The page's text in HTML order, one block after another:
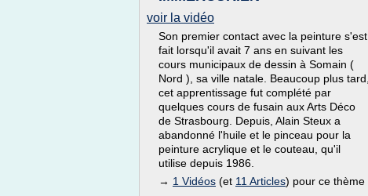
voir la vidéo
Son premier contact avec la peinture s'est
fait lorsqu'il avait 7 ans en suivant les
cours municipaux de dessin à Somain (
Nord ), sa ville natale. Beaucoup plus tard,
cet apprentissage fut complété par
quelques cours de fusain aux Arts Déco
de Strasbourg. Depuis, Alain Steux a
abandonné l'huile et le pinceau pour la
peinture acrylique et le couteau, qu'il
utilise depuis 1986.
→ 1 Vidéos (et 11 Articles) pour ce thème